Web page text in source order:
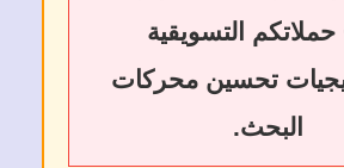
التسويقية
تحسين محركات